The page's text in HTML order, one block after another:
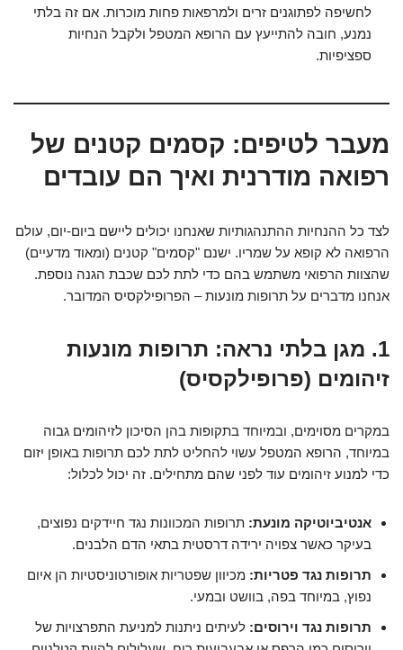
לחשיפה לפתוגנים זרים ולמרפאות פחות מוכרות. אם זה בלתי
נמנע, חובה להתייעץ עם הרופא המטפל ולקבל הנחיות
ספציפיות.
מעבר לטיפים: קסמים קטנים של
רפואה מודרנית ואיך הם עובדים
לצד כל ההנחיות ההתנהגותיות שאנחנו יכולים ליישם ביום-יום, עולם
הרפואה לא קופא על שמריו. ישנם "קסמים" קטנים (ומאוד מדעיים)
שהצוות הרפואי משתמש בהם כדי לתת לכם שכבת הגנה נוספת.
אנחנו מדברים על תרופות מונעות – הפרופילקסיס המדובר.
1. מגן בלתי נראה: תרופות מונעות
זיהומים (פרופילקסיס)
במקרים מסוימים, ובמיוחד בתקופות בהן הסיכון לזיהומים גבוה
במיוחד, הרופא המטפל עשוי להחליט לתת לכם תרופות באופן יזום
כדי למנוע זיהומים עוד לפני שהם מתחילים. זה יכול לכלול:
אנטיביוטיקה מונעת: תרופות המכוונות נגד חיידקים נפוצים,
בעיקר כאשר צפויה ירידה דרסטית בתאי הדם הלבנים.
תרופות נגד פטריות: מכיוון שפטריות אופורטוניסטיות הן איום
נפוץ, במיוחד בפה, בוושט ובמעי.
תרופות נגד וירוסים: לעיתים ניתנות למניעת התפרצויות של